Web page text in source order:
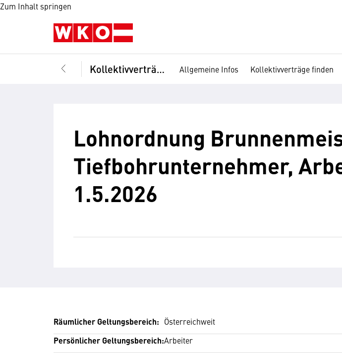
Zum Inhalt springen
Kollektivverträge Allgemeine Infos Kollektivverträge finden
Lohnordnung
Tiefbohrunternehmer,
1.5.2026
Räumlicher Geltungsbereich: Österreichweit
Persönlicher Geltungsbereich:Arbeiter